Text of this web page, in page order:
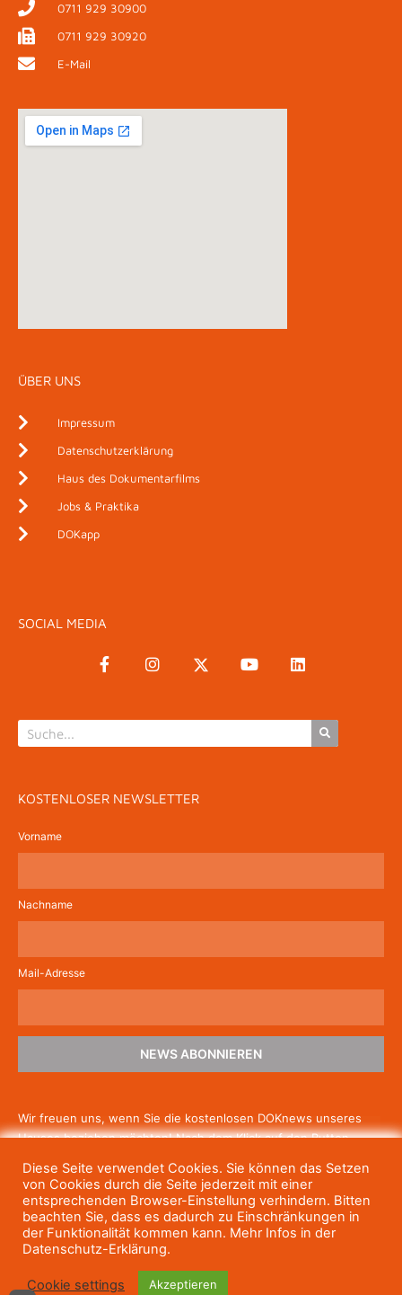
0711 929 30900
0711 929 30920
E-Mail
ÜBER UNS
Impressum
Datenschutzerklärung
Haus des Dokumentarfilms
Jobs & Praktika
DOKapp
SOCIAL MEDIA
KOSTENLOSER NEWSLETTER
Vorname
Nachname
Mail-Adresse
NEWS ABONNIEREN
Wir freuen uns, wenn Sie die kostenlosen DOKnews unseres
Hauses beziehen möchten! Nach dem Klick auf den Button
um die Newsletter-Anmeldung abzuschließen. Wenn Sie unsere
Gratis-News irgendwann nicht mehr erhalten wollen, können
Siesich jederzeit einfach wieder abmelden.
Diese Seite verwendet Cookies. Sie können das Setzen
von Cookies durch die Seite jederzeit mit einer
entsprechenden Browser-Einstellung verhindern. Bitten
beachten Sie, dass es dadurch zu Einschränkungen in
der Funktionalität kommen kann. Mehr Infos in der
Datenschutz-Erklärung.
Cookie settings Akzeptieren